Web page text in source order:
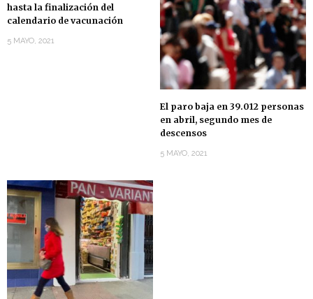
hasta la finalización del
calendario de vacunación
5 MAYO, 2021
El paro baja en 39.012 personas
en abril, segundo mes de
descensos
5 MAYO, 2021